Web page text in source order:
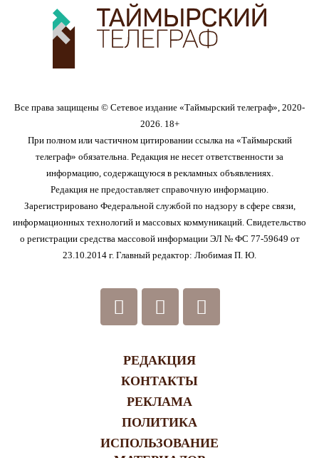
Все права защищены © Сетевое издание «Таймырский телеграф», 2020-
2026. 18+
При полном или частичном цитировании ссылка на «Таймырский
телеграф» обязательна. Редакция не несет ответственности за
информацию, содержащуюся в рекламных объявлениях.
Редакция не предоставляет справочную информацию.
Зарегистрировано Федеральной службой по надзору в сфере связи,
информационных технологий и массовых коммуникаций. Свидетельство
о регистрации средства массовой информации ЭЛ № ФС 77-59649 от
23.10.2014 г. Главный редактор: Любимая П. Ю.
РЕДАКЦИЯ
КОНТАКТЫ
РЕКЛАМА
ПОЛИТИКА
ИСПОЛЬЗОВАНИЕ